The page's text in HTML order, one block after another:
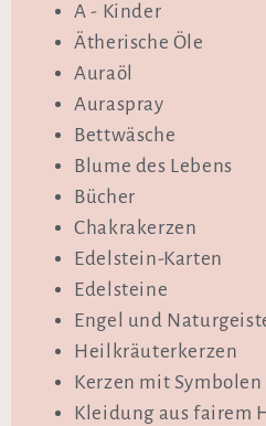
A - Kinder
Ätherische Öle
Auraöl
Auraspray
Bettwäsche
Blume des Lebens
Bücher
Chakrakerzen
Edelstein-Karten
Edelsteine
Engel und
Heilkräuterkerzen
Kerzen mit Symbolen
Kleidung aus fairem